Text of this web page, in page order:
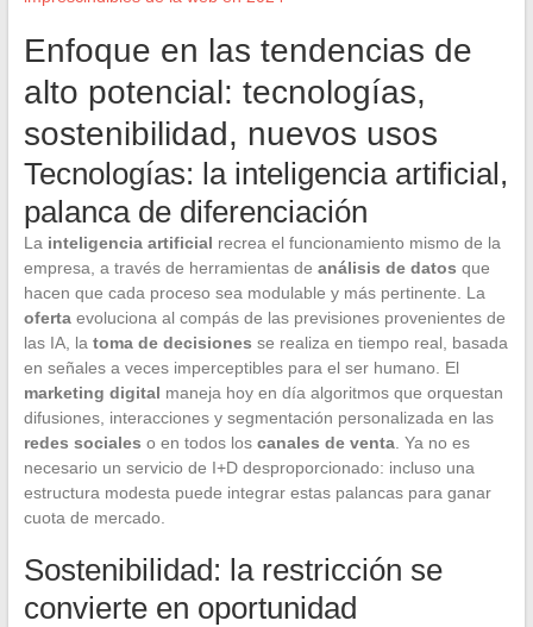
Enfoque en las tendencias de
alto potencial: tecnologías,
sostenibilidad, nuevos usos
Tecnologías: la inteligencia artificial,
palanca de diferenciación
La inteligencia artificial recrea el funcionamiento mismo de la
empresa, a través de herramientas de análisis de datos que
hacen que cada proceso sea modulable y más pertinente. La
ofertaevoluciona al compás de las previsiones provenientes de
las IA, la toma de decisiones se realiza en tiempo real, basada
en señales a veces imperceptibles para el ser humano. El
marketing digital maneja hoy en día algoritmos que orquestan
difusiones, interacciones y segmentación personalizada en las
redes sociales o en todos los canales de venta. Ya no es
necesario un servicio de I+D desproporcionado: incluso una
estructura modesta puede integrar estas palancas para ganar
cuota de mercado.
Sostenibilidad: la restricción se
convierte en oportunidad